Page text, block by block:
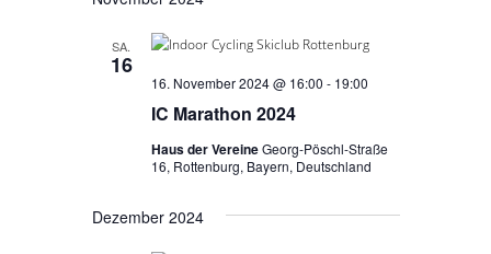
n
s
a
l
t
t
n
n
SA.
16
IC Marathon 2024
16. November 2024 @ 16:00 - 19:00
Haus der VereineGeorg-Pöschl-Straße
16, Rottenburg, Bayern, Deutschland
Dezember 2024